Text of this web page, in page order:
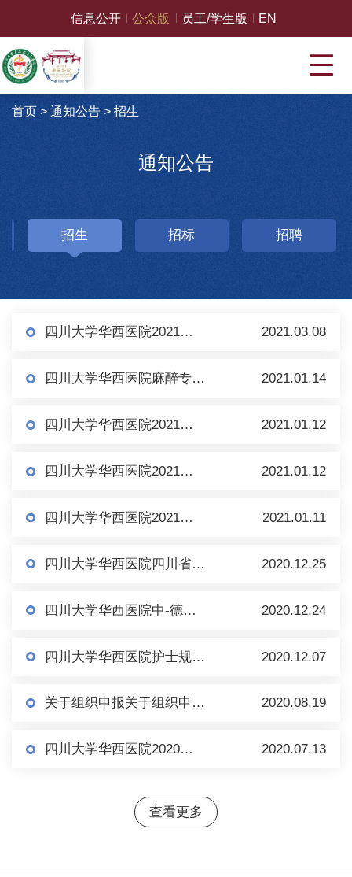
信息公开 公众版 员工/学生版 EN
首页 > 通知公告> 招生
通知公告
招生 招标 招聘
四川大学华西医院2021年住院医师、省级专科医师招收 报名时间延长的通知 2021.03.08
四川大学华西医院麻醉专科护士规范化培训2021年招收简章 2021.01.14
四川大学华西医院2021年专科医师规范化培训招收简章 2021.01.12
四川大学华西医院2021年住院医师以及助理全科规范化培训招收简章 2021.01.12
四川大学华西医院2021年技师/药师规范化培训招收启事 2021.01.11
四川大学华西医院四川省专科护士培训基地 2021年春季招生简章 2020.12.25
四川大学华西医院中-德国际伤口治疗师培训学校招生简章 2020.12.24
四川大学华西医院护士规范化培训2021年招收简章 2020.12.07
关于组织申报关于组织申报2021年国家级继续医学教育项目的通知2021年国家级继续医学教育... 2020.08.19
四川大学华西医院2020年护士规范化培训 第二批招生心理测评、综合面试通知 2020.07.13
查看更多